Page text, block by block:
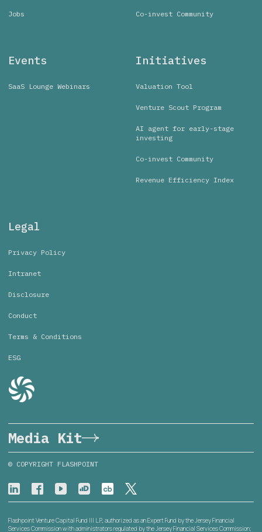
Jobs Co-invest Community
Events
SaaS Lounge Webinars
Initiatives
Valuation Tool
Venture Scout Program
AI agent for early-stage
investing
Co-invest Community
Revenue Efficiency Index
Legal
Privacy Policy
Intranet
Disclosure
Conduct
Terms & Conditions
ESG
Media Kit
© COPYRIGHT FLASHPOINT
Flashpoint Venture Capital Fund III L.P., authorized as an Expert Fund by the Jersey Financial
Services Commission with administrators regulated by the Jersey Financial Services Commission;